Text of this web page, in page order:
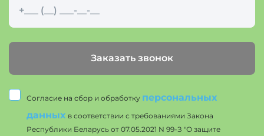
Заказать звонок
Согласие на сбор и обработку персональных
данных в соответствии с требованиями Закона
Республики Беларусь от 07.05.2021 N 99-З "О защите